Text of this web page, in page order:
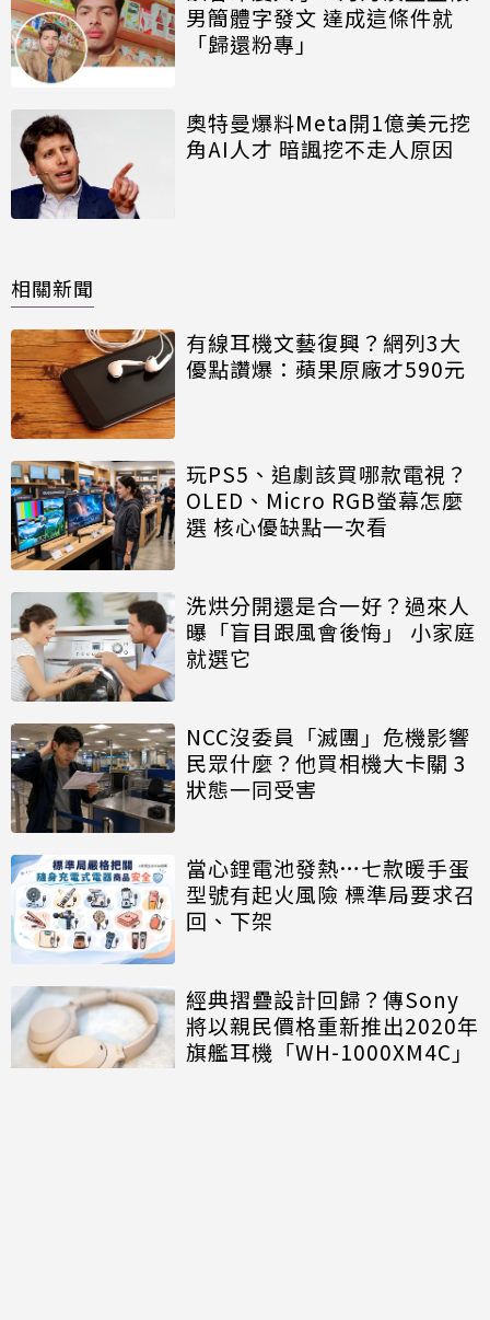
男簡體字發文 達成這條件就
「歸還粉專」
奧特曼爆料Meta開1億美元挖
角AI人才 暗諷挖不走人原因
相關新聞
有線耳機文藝復興？網列3大
優點讚爆：蘋果原廠才590元
玩PS5、追劇該買哪款電視？
OLED、Micro RGB螢幕怎麼
選 核心優缺點一次看
洗烘分開還是合一好？過來人
曝「盲目跟風會後悔」 小家庭
就選它
NCC沒委員「滅團」危機影響
民眾什麼？他買相機大卡關 3
狀態一同受害
當心鋰電池發熱…七款暖手蛋
型號有起火風險 標準局要求召
回、下架
經典摺疊設計回歸？傳Sony
將以親民價格重新推出2020年
旗艦耳機「WH-1000XM4C」